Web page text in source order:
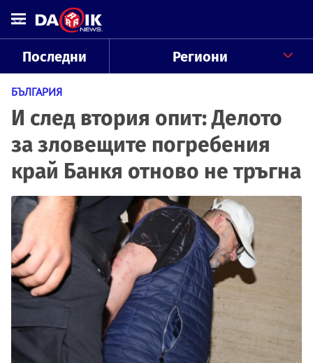
Последни Региони
БЪЛГАРИЯ
И след втория опит: Делото
за зловещите погребения
край Банкя отново не тръгна